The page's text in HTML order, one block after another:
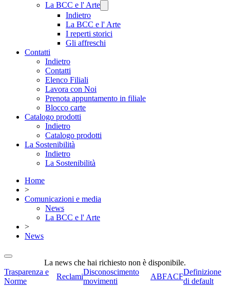
La BCC e l' Arte
Indietro
La BCC e l' Arte
I reperti storici
Gli affreschi
Contatti
Indietro
Contatti
Elenco Filiali
Lavora con Noi
Prenota appuntamento in filiale
Blocco carte
Catalogo prodotti
Indietro
Catalogo prodotti
La Sostenibilità
Indietro
La Sostenibilità
Home
>
Comunicazioni e media
News
La BCC e l' Arte
>
News
La news che hai richiesto non è disponibile.
Trasparenza e
Norme
Reclami
Disconoscimento
movimenti
ABFACF
Definizione
di default